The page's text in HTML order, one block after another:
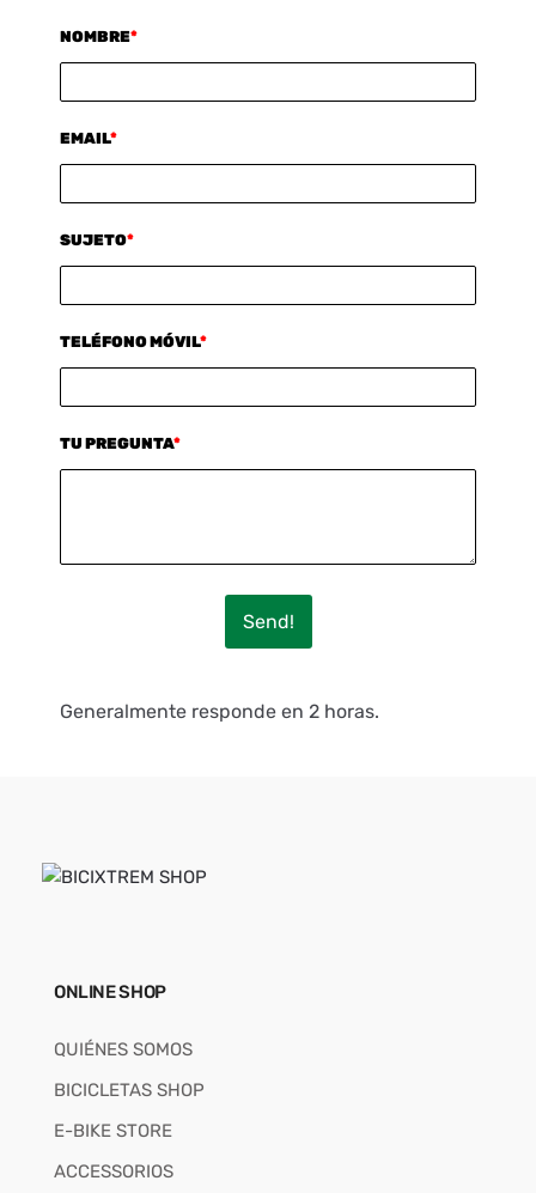
NOMBRE*
EMAIL*
SUJETO*
TELÉFONO MÓVIL*
TU PREGUNTA*
Send!
Generalmente responde en 2 horas.
ONLINE SHOP
QUIÉNES SOMOS
BICICLETAS SHOP
E-BIKE STORE
ACCESSORIOS